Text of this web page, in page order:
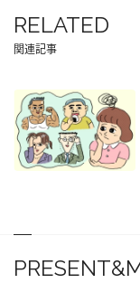
RELATED
関連記事